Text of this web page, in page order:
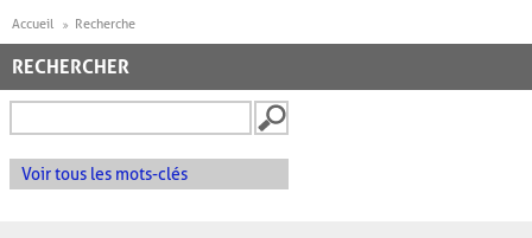
Accueil Recherche
RECHERCHER
Voir tous les mots-clés